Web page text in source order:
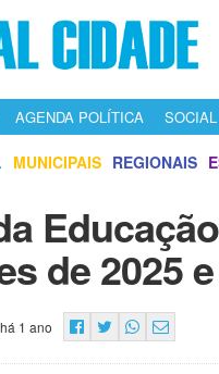
AGENDA POLÍTICA SOCIAL
MUNICIPAIS REGIONAIS
de 2025
1 ano